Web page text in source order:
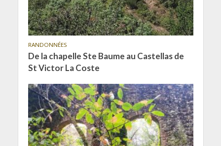
RANDONNÉES
De la chapelle Ste Baume au Castellas de
St Victor La Coste